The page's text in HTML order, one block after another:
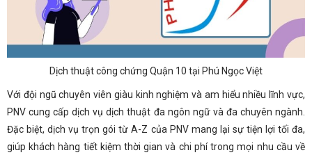
Dịch thuật công chứng Quận 10 tại Phú Ngọc Việt
Với đội ngũ chuyên viên giàu kinh nghiệm và am hiểu nhiều lĩnh vực,
PNV cung cấp dịch vụ dịch thuật đa ngôn ngữ và đa chuyên ngành.
Đặc biệt, dịch vụ trọn gói từ A-Z của PNV mang lại sự tiện lợi tối đa,
giúp khách hàng tiết kiệm thời gian và chi phí trong mọi nhu cầu về